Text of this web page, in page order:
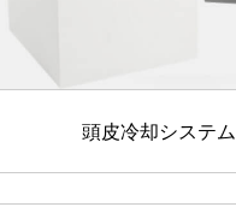
頭皮冷却システム